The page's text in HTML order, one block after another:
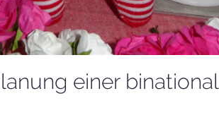
einer